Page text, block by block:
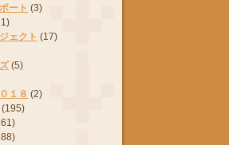
ート (3)
ェクト (17)
(5)
１８ (2)
(195)